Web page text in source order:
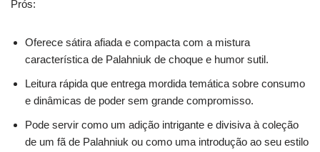
Prós:
Oferece sátira afiada e compacta com a mistura
característica de Palahniuk de choque e humor sutil.
Leitura rápida que entrega mordida temática sobre consumo
e dinâmicas de poder sem grande compromisso.
Pode servir como um adição intrigante e divisiva à coleção
de um fã de Palahniuk ou como uma introdução ao seu estilo